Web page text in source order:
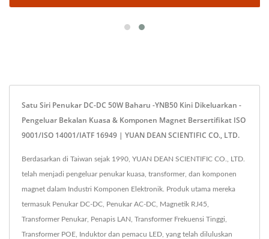
Satu Siri Penukar DC-DC 50W Baharu -YNB50 Kini Dikeluarkan -
Pengeluar Bekalan Kuasa & Komponen Magnet Bersertifikat ISO
9001/ISO 14001/IATF 16949 | YUAN DEAN SCIENTIFIC CO., LTD.
Berdasarkan di Taiwan sejak 1990, YUAN DEAN SCIENTIFIC CO., LTD.
telah menjadi pengeluar penukar kuasa, transformer, dan komponen
magnet dalam Industri Komponen Elektronik. Produk utama mereka
termasuk Penukar DC-DC, Penukar AC-DC, Magnetik RJ45,
Transformer Penukar, Penapis LAN, Transformer Frekuensi Tinggi,
Transformer POE, Induktor dan pemacu LED, yang telah diluluskan